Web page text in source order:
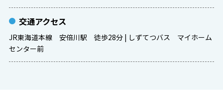
交通アクセス
JR東海道本線 安倍川駅 徒歩28分 | しずてつバス マイホーム
センター前